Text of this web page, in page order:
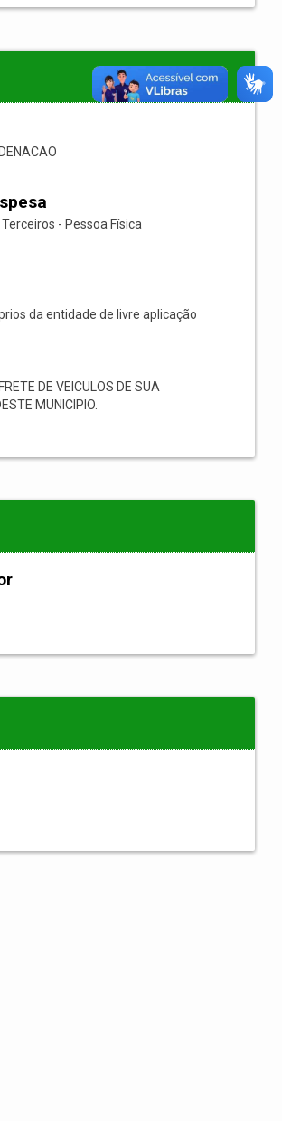
- Pessoa Física
da entidade de livre aplicação
DE VEICULOS DE SUA
MUNICIPIO.